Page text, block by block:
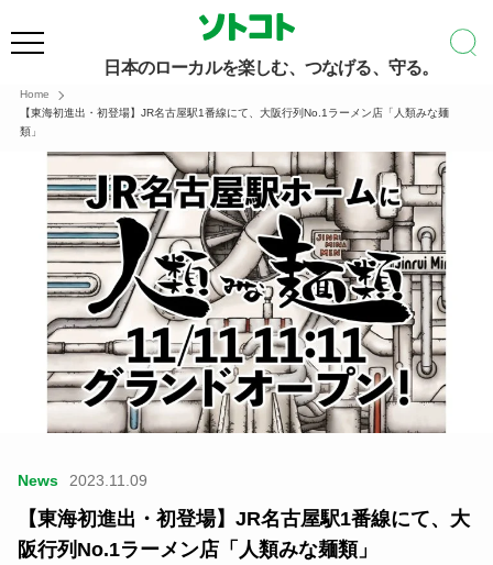
日本のローカルを楽しむ、つなげる、守る。
Home
【東海初進出・初登場】JR名古屋駅1番線にて、大阪行列No.1ラーメン店「人類みな麺
類」
News 2023.11.09
【東海初進出・初登場】JR名古屋駅1番線にて、大
阪行列No.1ラーメン店「人類みな麺類」